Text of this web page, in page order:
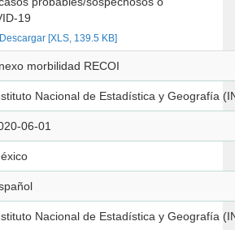
19
Descargar [XLS, 139.5 KB]
morbilidad RECOI
Nacional de Estadística y Geografía
06-01
Nacional de Estadística y Geografía